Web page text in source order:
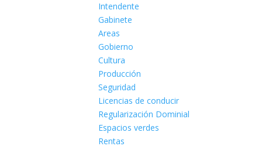
Intendente
Gabinete
Areas
Gobierno
Cultura
Producción
Seguridad
Licencias de conducir
Regularización Dominial
Espacios verdes
Rentas